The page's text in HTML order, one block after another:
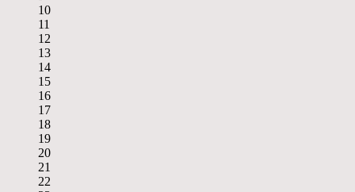
10
11
12
13
14
15
16
17
18
19
20
21
22